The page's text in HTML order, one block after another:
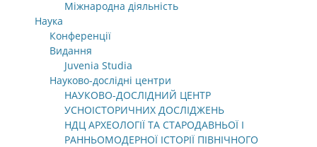
Міжнародна діяльність
Наука
Конференції
Видання
Juvenia Studia
Науково-дослідні центри
НАУКОВО-ДОСЛІДНИЙ ЦЕНТР
УСНОІСТОРИЧНИХ ДОСЛІДЖЕНЬ
НДЦ АРХЕОЛОГІЇ ТА СТАРОДАВНЬОЇ І
РАННЬОМОДЕРНОЇ ІСТОРІЇ ПІВНІЧНОГО